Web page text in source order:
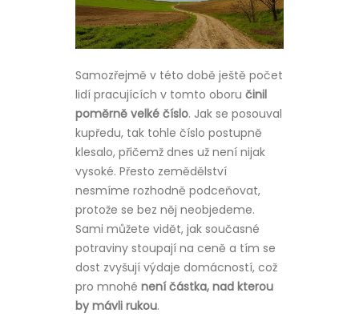
Samozřejmě v této době ještě počet
lidí pracujících v tomto oboru činil
poměrně velké číslo. Jak se posouval
kupředu, tak tohle číslo postupně
klesalo, přičemž dnes už není nijak
vysoké. Přesto zemědělství
nesmíme rozhodně podceňovat,
protože se bez něj neobjedeme.
Sami můžete vidět, jak současné
potraviny stoupají na ceně a tím se
dost zvyšují výdaje domácností, což
pro mnohé není částka, nad kterou
by mávli rukou.